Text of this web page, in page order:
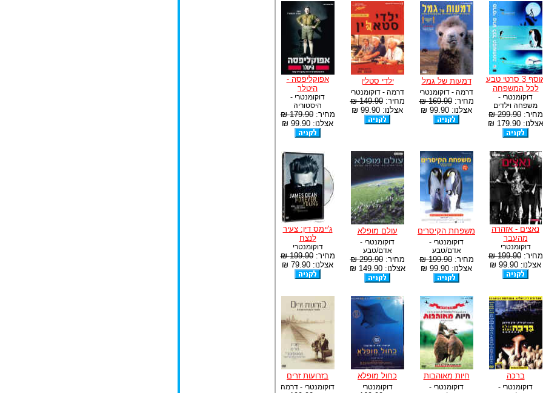
אוסף 3 סרטי טבע
לכל המשפחה
דוקומנטרי -
משפחה וילדים
מחיר:299.90 ₪
אצלנו: 179.90 ₪
דמעות של גמל
דרמה - דוקומנטרי
מחיר:169.90 ₪
אצלנו: 99.90 ₪
ילדי סטלין
דרמה - דוקומנטרי
מחיר:149.90 ₪
אצלנו: 99.90 ₪
אפוקליפסה -
היטלר
דוקומנטרי -
היסטוריה
מחיר:179.90 ₪
אצלנו: 99.90 ₪
נאצים - אזהרה
מהעבר
דוקומנטרי
מחיר:199.90 ₪
אצלנו: 99.90 ₪
משפחת הקיסרים
דוקומנטרי -
אדם/טבע
מחיר:199.90 ₪
אצלנו: 99.90 ₪
עולם מופלא
דוקומנטרי -
אדם/טבע
מחיר:299.90 ₪
אצלנו: 149.90 ₪
ג'יימס דין: צעיר
לנצח
דוקומנטרי
מחיר:199.90 ₪
אצלנו: 79.90 ₪
ברכה
דוקומנטרי -
חיות מאוהבות
דוקומנטרי -
כחול מופלא
דוקומנטרי
בזרועות זרים
דוקומנטרי - דרמה